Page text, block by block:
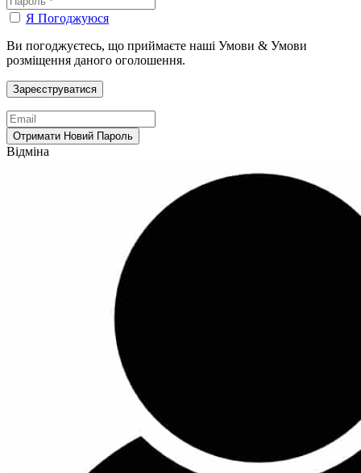
Я Погоджуюся
Ви погоджуєтесь, що приймаєте наші Умови & Умови
розміщення даного оголошення.
Відміна